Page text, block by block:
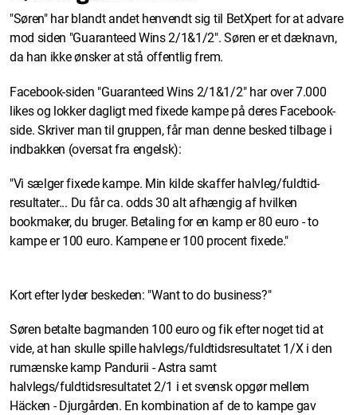
"Søren" har blandt andet henvendt sig til BetXpert for at advare
mod siden "Guaranteed Wins 2/1&1/2". Søren er et dæknavn,
da han ikke ønsker at stå offentlig frem.
Facebook-siden "Guaranteed Wins 2/1&1/2" har over 7.000
likes og lokker dagligt med fixede kampe på deres Facebook-
side. Skriver man til gruppen, får man denne besked tilbage i
indbakken (oversat fra engelsk):
"Vi sælger fixede kampe. Min kilde skaffer halvleg/fuldtid-
resultater... Du får ca. odds 30 alt afhængig af hvilken
bookmaker, du bruger. Betaling for en kamp er 80 euro - to
kampe er 100 euro. Kampene er 100 procent fixede."
Kort efter lyder beskeden: "Want to do business?"
Søren betalte bagmanden 100 euro og fik efter noget tid at
vide, at han skulle spille halvlegs/fuldtidsresultatet 1/X i den
rumænske kamp Pandurii - Astra samt
halvlegs/fuldtidsresultatet 2/1 i et svensk opgør mellem
Häcken - Djurgården. En kombination af de to kampe gav